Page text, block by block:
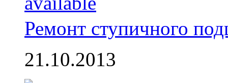
Ремонт ступичного
21.10.2013